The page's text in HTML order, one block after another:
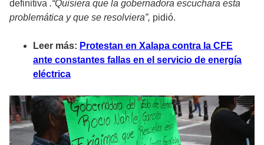
definitiva .“Quisiera que la gobernadora escuchara esta
problemática y que se resolviera”, pidió.
Leer más: Protestan en Xalapa contra la CFE
ante constantes fallas en el servicio de energía
eléctrica